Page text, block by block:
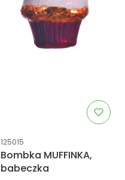
Kod produktu
125015
Bombka MUFFINKA,
babeczka